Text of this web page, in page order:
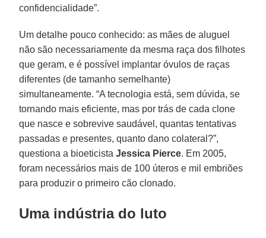
confidencialidade”.
Um detalhe pouco conhecido: as mães de aluguel
não são necessariamente da mesma raça dos filhotes
que geram, e é possível implantar óvulos de raças
diferentes (de tamanho semelhante)
simultaneamente. “A tecnologia está, sem dúvida, se
tornando mais eficiente, mas por trás de cada clone
que nasce e sobrevive saudável, quantas tentativas
passadas e presentes, quanto dano colateral?”,
questiona a bioeticistaJessica Pierce. Em 2005,
foram necessários mais de 100 úteros e mil embriões
para produzir o primeiro cão clonado.
Uma indústria do luto